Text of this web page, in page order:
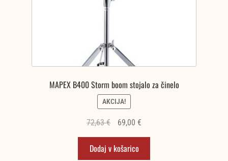
MAPEX B400 Storm boom stojalo za činelo
AKCIJA!
72,63€
Izvirna
cena
je
69,00 €Trenutna
cena
Dodaj v košarico